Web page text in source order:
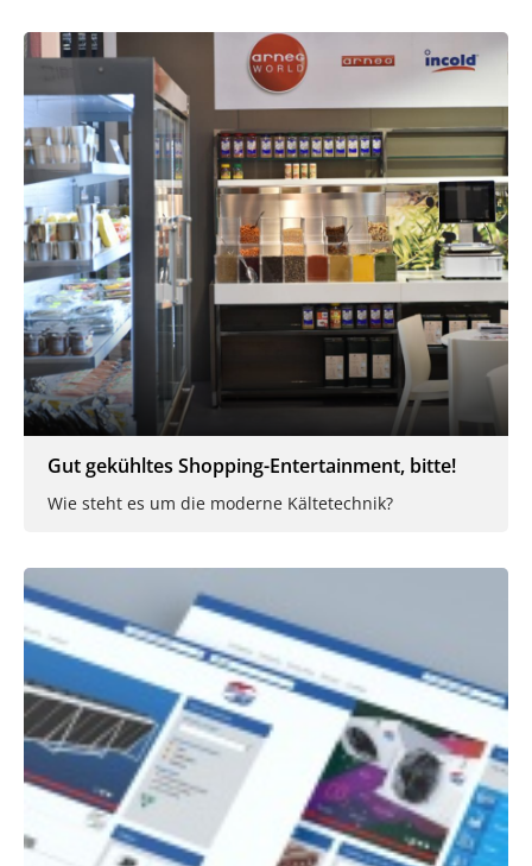
Gut gekühltes Shopping-Entertainment, bitte!
Wie steht es um die moderne Kältetechnik?